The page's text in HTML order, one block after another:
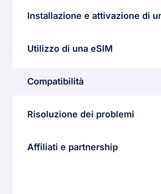
Installazione e attivazione di
Utilizzo di una eSIM
Compatibilità
Risoluzione dei problemi
Affiliati e partnership